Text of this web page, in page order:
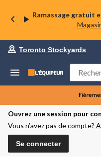
Ramassage gratuit
Toronto Stockyards
Ouvrez une session pour
Vous n’avez pas de compte?
Se connecter